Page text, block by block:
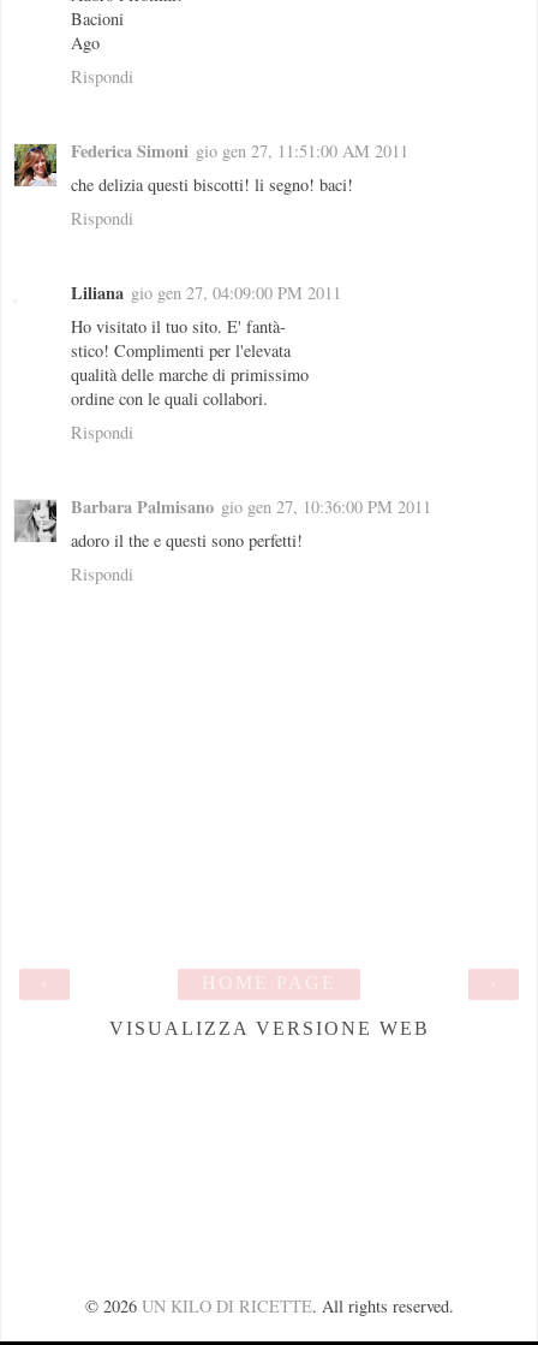
Bacioni
Ago
Rispondi
Federica Simoni gio gen 27, 11:51:00 AM 2011
che delizia questi biscotti! li segno! baci!
Rispondi
Liliana gio gen 27, 04:09:00 PM 2011
Ho visitato il tuo sito. E' fantà-
stico! Complimenti per l'elevata
qualità delle marche di primissimo
ordine con le quali collabori.
Rispondi
Barbara Palmisano gio gen 27, 10:36:00 PM 2011
adoro il the e questi sono perfetti!
Rispondi
›
HOME PAGE
VISUALIZZA VERSIONE WEB
© 2026 UN KILO DI RICETTE. All rights reserved.